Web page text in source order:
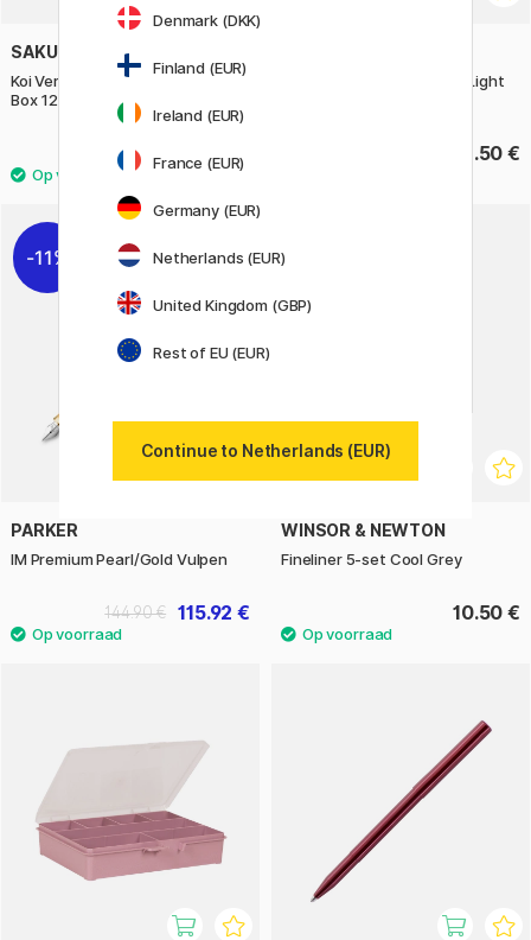
SAKURA
Koi Verfset Water Colors Sketch
Box 12 + Penseel
29.90 €
Acrea Paint Marker 6-set Light
32.50 €
1
11%
PARKER
IM Premium Pearl/Gold Vulpen
115.92 €
144.90 €
WINSOR & NEWTON
Fineliner 5-set Cool Grey
10.50 €
Denmark (DKK)
Finland (EUR)
Ireland (EUR)
France (EUR)
Germany (EUR)
Netherlands (EUR)
United Kingdom (GBP)
Rest of EU (EUR)
Continue to Netherlands (EUR)